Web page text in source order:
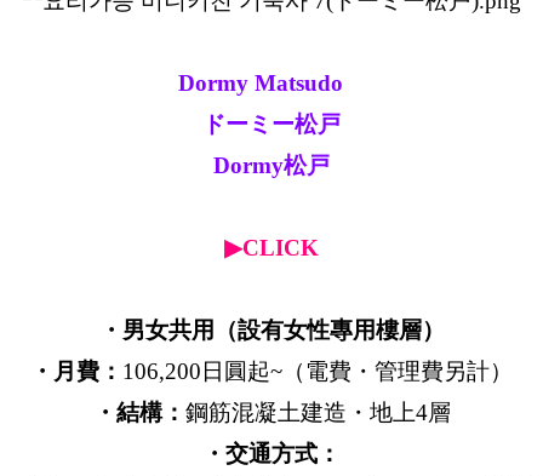
Dormy Matsudo
ドーミー松戸
Dormy松戸
▶CLICK
・男女共用（設有女性專用樓層）
・月費： 106,200日圓起~（電費・管理費另計）
・結構： 鋼筋混凝土建造・地上4層
・交通方式：